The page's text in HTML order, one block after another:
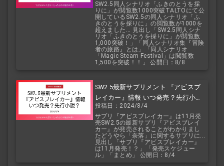
SW2.5同人シナリオ「ふきのとうを採
りに」が閲覧数1000突破TALTOにて公
開しているSW2.5の同人シナリオ「ふ
きのとうを採りに」の閲覧数が1000を
超えました... 見出し「SW2.5同人シナ
リオ「ふきのとうを採りに」が閲覧数
1,000突破！」「同人シナリオ集『冒険
者の旅路』とは」「同人シナリオ
「Magic Steam Festival」は閲覧数
1,500を突破！！」 公開日：8/8
SW2.5最新サプリメント 『アビスブ
レイカー』情報 いつ発売？先行小
説？
投稿日：2024/8/4
サプリ『アビスブレイカー』は11月発
売SW2.5の最新サプリ『アビスブレイ
カー』が発売されることがわかりまし
たどうやら「奈落」に関するサプリに...
見出し「サプリ『アビスブレイカー』
は11月発売！？」「発売スケジュー
ル」「まとめ」 公開日：8/4